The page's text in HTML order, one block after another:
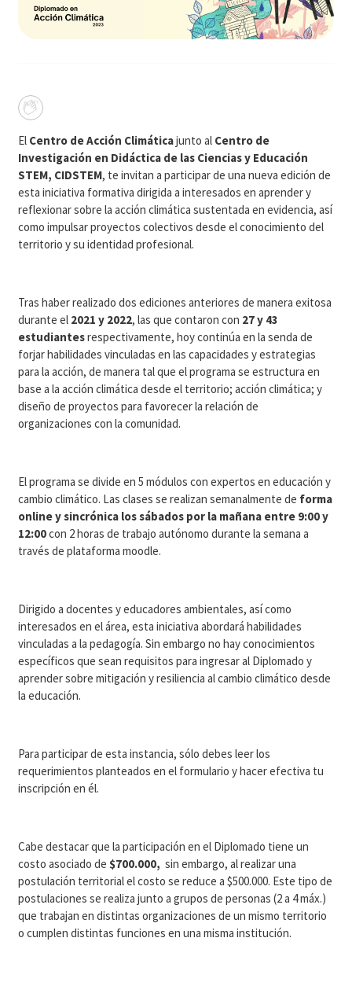
El Centro de Acción Climáticajunto al Centro de
Investigación en Didáctica de las Ciencias y Educación
STEM, CIDSTEM, te invitan a participar de una nueva edición de
esta iniciativa formativa dirigida a interesados en aprender y
reflexionar sobre la acción climática sustentada en evidencia, así
como impulsar proyectos colectivos desde el conocimiento del
territorio y su identidad profesional.
Tras haber realizado dos ediciones anteriores de manera exitosa
durante el 2021 y 2022, las que contaron con 27 y 43
estudiantesrespectivamente, hoy continúa en la senda de
forjar habilidades vinculadas en las capacidades y estrategias
para la acción, de manera tal que el programa se estructura en
base a la acción climática desde el territorio; acción climática; y
diseño de proyectos para favorecer la relación de
organizaciones con la comunidad.
El programa se divide en 5 módulos con expertos en educación y
cambio climático. Las clases se realizan semanalmente de forma
online y sincrónica los sábados por la mañana entre 9:00 y
12:00con 2 horas de trabajo autónomo durante la semana a
través de plataforma moodle.
Dirigido a docentes y educadores ambientales, así como
interesados en el área, esta iniciativa abordará habilidades
vinculadas a la pedagogía. Sin embargo no hay conocimientos
específicos que sean requisitos para ingresar al Diplomado y
aprender sobre mitigación y resiliencia al cambio climático desde
la educación.
Para participar de esta instancia, sólo debes leer los
requerimientos planteados en el formulario y hacer efectiva tu
inscripción en él.
Cabe destacar que la participación en el Diplomado tiene un
costo asociado de $700.000, sin embargo, al realizar una
postulación territorial el costo se reduce a $500.000. Este tipo de
postulaciones se realiza junto a grupos de personas (2 a 4 máx.)
que trabajan en distintas organizaciones de un mismo territorio
o cumplen distintas funciones en una misma institución.